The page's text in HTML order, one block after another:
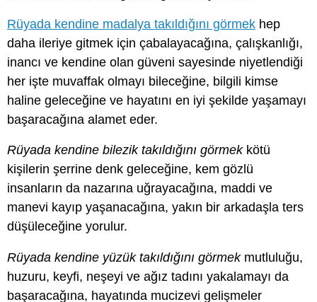
Rüyada kendine madalya takıldığını görmek hep
daha ileriye gitmek için çabalayacağına, çalışkanlığı,
inancı ve kendine olan güveni sayesinde niyetlendiği
her işte muvaffak olmayı bileceğine, bilgili kimse
haline geleceğine ve hayatını en iyi şekilde yaşamayı
başaracağına alamet eder.
Rüyada kendine bilezik takıldığını görmekkötü
kişilerin şerrine denk geleceğine, kem gözlü
insanların da nazarına uğrayacağına, maddi ve
manevi kayıp yaşanacağına, yakın bir arkadaşla ters
düşüleceğine yorulur.
Rüyada kendine yüzük takıldığını görmekmutluluğu,
huzuru, keyfi, neşeyi ve ağız tadını yakalamayı da
başaracağına, hayatında mucizevi gelişmeler